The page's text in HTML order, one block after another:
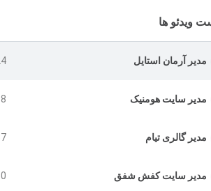
ویدئو ها
مدیر آرمان استایل
مدیر سایت هومنیک
مدیر گالری تیام
مدیر سایت کفش شفق